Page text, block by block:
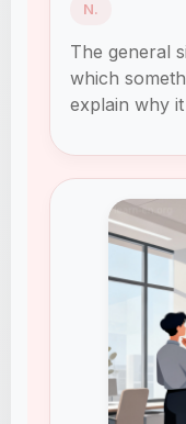
N.
The general
which
explain why